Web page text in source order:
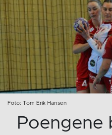
Foto: Tom Erik Hansen
Poengene